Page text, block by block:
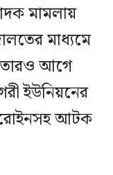
মামলায়
মাধ্যমে
তারও আগে
ইউনিয়নের
আটক